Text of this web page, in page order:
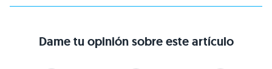
Dame tu opinión sobre este artículo